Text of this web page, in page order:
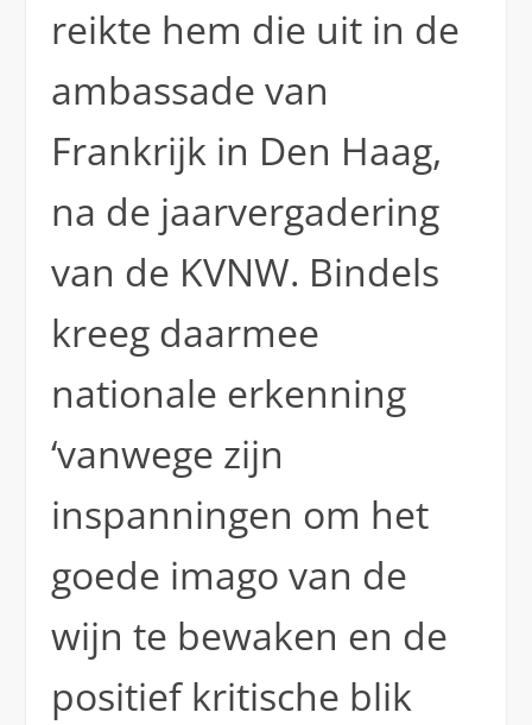
reikte hem die uit in de
ambassade van
Frankrijk in Den Haag,
na de jaarvergadering
van de KVNW. Bindels
kreeg daarmee
nationale erkenning
‘vanwege zijn
inspanningen om het
goede imago van de
wijn te bewaken en de
positief kritische blik